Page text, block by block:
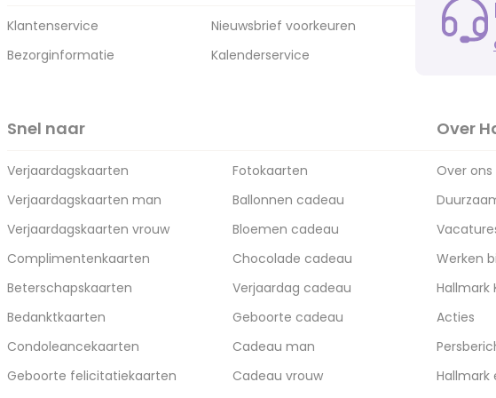
Klantenservice
Bezorginformatie
Nieuwsbrief voorkeuren
Kalenderservice
Snel naar
Verjaardagskaarten
Verjaardagskaarten man
Verjaardagskaarten vrouw
Complimentenkaarten
Beterschapskaarten
Bedanktkaarten
Condoleancekaarten
Geboorte felicitatiekaarten
Fotokaarten
Ballonnen cadeau
Bloemen cadeau
Chocolade cadeau
Verjaardag cadeau
Geboorte cadeau
Cadeau man
Cadeau vrouw
Over
Over ons
Werken
Hallmark
Acties
Hallmark